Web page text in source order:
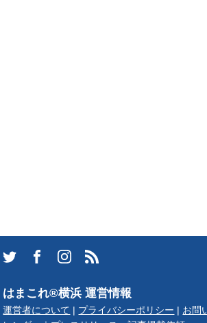
はまこれ®横浜 運営情報
運営者について | プライバシーポリシー | お問